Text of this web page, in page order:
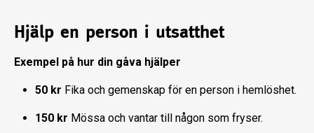
Hjälp en person i utsatthet
Exempel på hur din gåva hjälper
50 kr Fika och gemenskap för en person i hemlöshet.
150 kr Mössa och vantar till någon som fryser.